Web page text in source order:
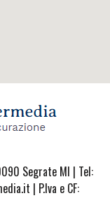
Segrate MI | Tel:
| P.Iva e CF: